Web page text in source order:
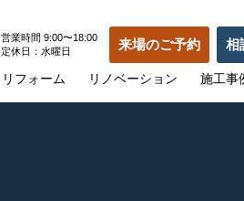
営業時間 9:00〜18:00
定休⽇：⽔曜⽇
来場のご予約 相
リフォーム リノベーション 施工事